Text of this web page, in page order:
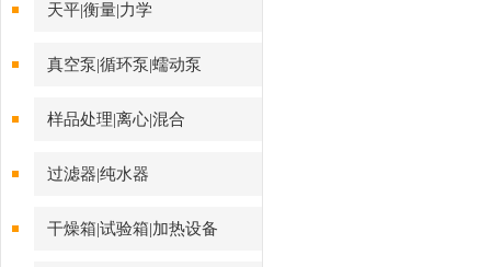
天平|衡量|力学
真空泵|循环泵|蠕动泵
样品处理|离心|混合
过滤器|纯水器
干燥箱|试验箱|加热设备